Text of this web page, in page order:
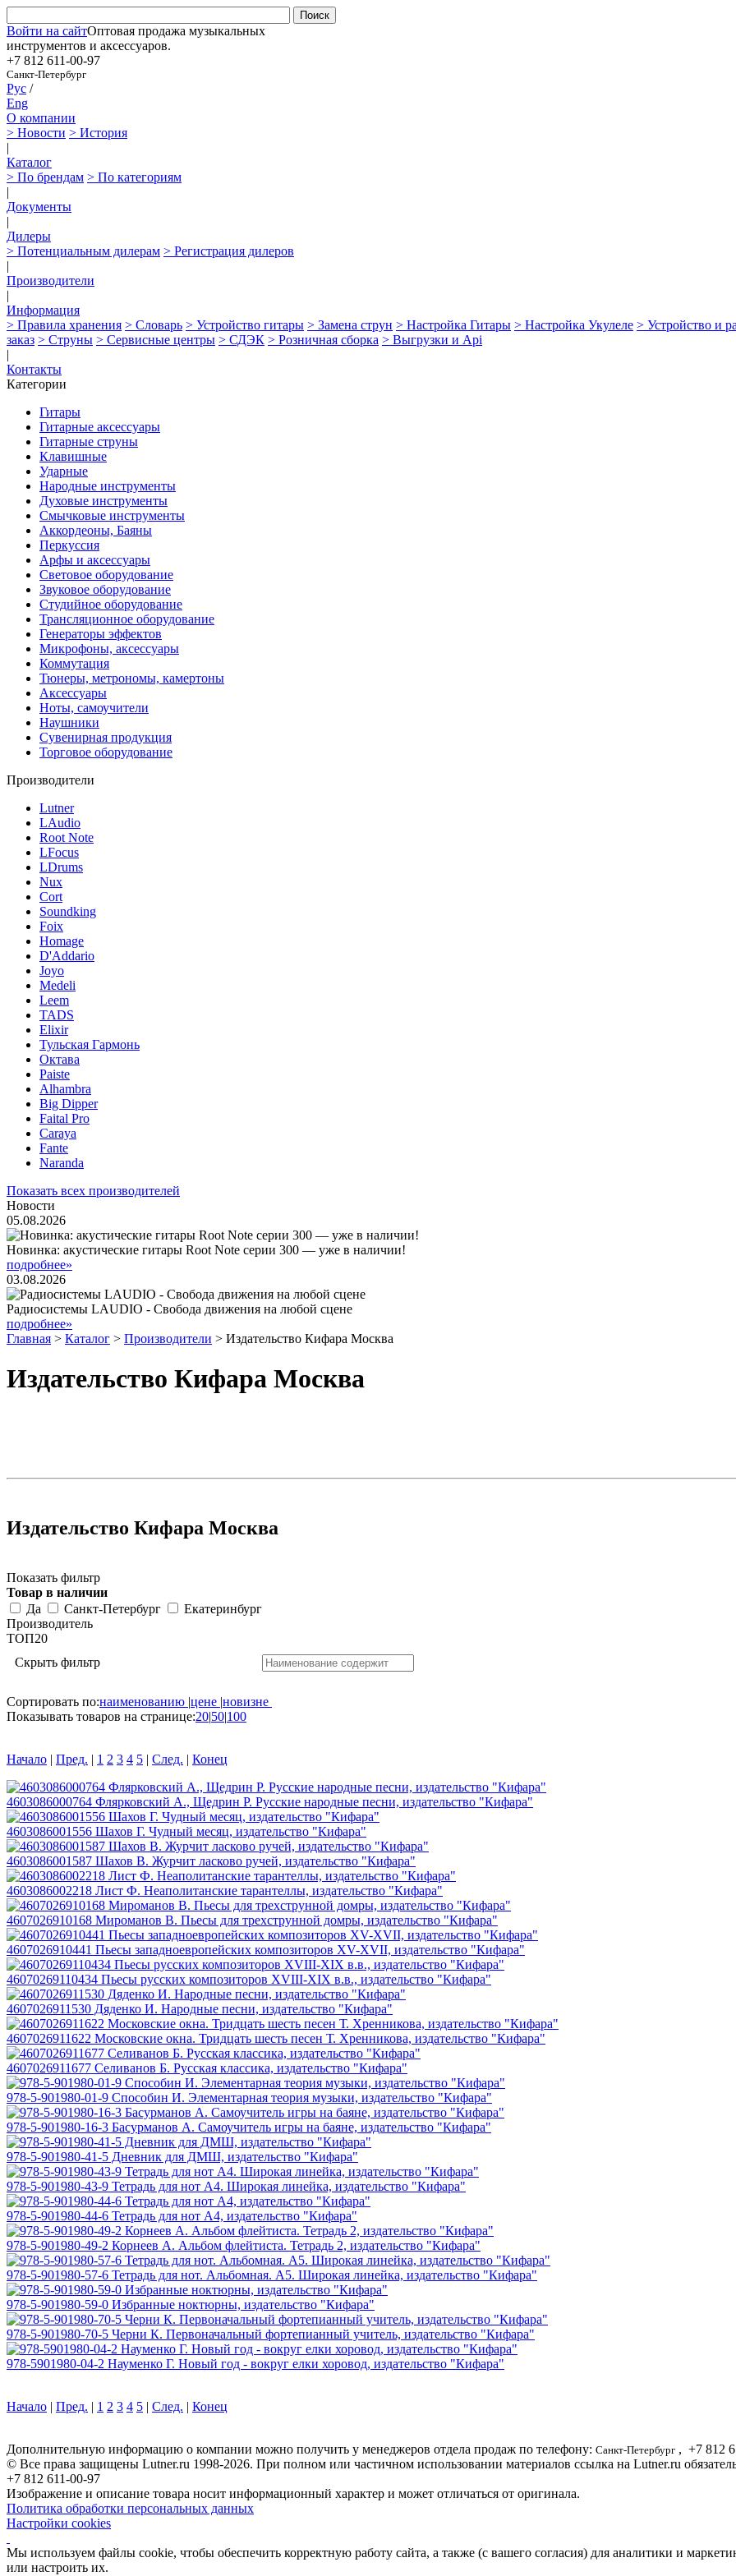
Войти на сайтОптовая продажа музыкальных
инструментов и аксессуаров.
+7 812 611-00-97
Санкт-Петербург
Рус /
Eng
О компании
> Новости > История
|
Каталог
> По брендам > По категориям
|
Документы
|
Дилеры
> Потенциальным дилерам > Регистрация дилеров
|
Производители
|
Информация
> Правила хранения > Словарь > Устройство гитары > Замена струн > Настройка Гитары > Настройка Укулеле > Устройство и
заказ > Струны > Сервисные центры > СДЭК > Розничная сборка > Выгрузки и Api
|
Контакты
Категории
Гитары
Гитарные аксессуары
Гитарные струны
Клавишные
Ударные
Народные инструменты
Духовые инструменты
Смычковые инструменты
Аккордеоны, Баяны
Перкуссия
Арфы и аксессуары
Световое оборудование
Звуковое оборудование
Студийное оборудование
Трансляционное оборудование
Генераторы эффектов
Микрофоны, аксессуары
Коммутация
Тюнеры, метрономы, камертоны
Аксессуары
Ноты, самоучители
Наушники
Сувенирная продукция
Торговое оборудование
Производители
Lutner
LAudio
Root Note
LFocus
LDrums
Nux
Cort
Soundking
Foix
Homage
D'Addario
Joyo
Medeli
Leem
TADS
Elixir
Тульская Гармонь
Октава
Paiste
Alhambra
Big Dipper
Faital Pro
Caraya
Fante
Naranda
Показать всех производителей
Новости
05.08.2026
Новинка: акустические гитары Root Note серии 300 — уже в наличии!
подробнее»
03.08.2026
Радиосистемы LAUDIO - Свобода движения на любой сцене
подробнее»
Главная > Каталог > Производители > Издательство Кифара Москва
Издательство Кифара Москва
Издательство Кифара Москва
Показать фильтр
Товар в наличии
Да
Санкт-Петербург
Екатеринбург
Производитель
ТОП20
Скрыть фильтр
Сортировать по:наименованию |цене |новизне
Показывать товаров на странице:20|50|100
Начало | Пред. | 1 2 3 4 5 | След. | Конец
4603086000764 Флярковский А., Щедрин Р. Русские народные песни, издательство "Кифара"
4603086001556 Шахов Г. Чудный месяц, издательство "Кифара"
4603086001587 Шахов В. Журчит ласково ручей, издательство "Кифара"
4603086002218 Лист Ф. Неаполитанские тарантеллы, издательство "Кифара"
4607026910168 Мироманов В. Пьесы для трехструнной домры, издательство "Кифара"
4607026910441 Пьесы западноевропейских композиторов XV-XVII, издательство "Кифара"
46070269110434 Пьесы русских композиторов XVIII-XIX в.в., издательство "Кифара"
4607026911530 Дяденко И. Народные песни, издательство "Кифара"
4607026911622 Московские окна. Тридцать шесть песен Т. Хренникова, издательство "Кифара"
4607026911677 Селиванов Б. Русская классика, издательство "Кифара"
978-5-901980-01-9 Способин И. Элементарная теория музыки, издательство "Кифара"
978-5-901980-16-3 Басурманов А. Самоучитель игры на баяне, издательство "Кифара"
978-5-901980-41-5 Дневник для ДМШ, издательство "Кифара"
978-5-901980-43-9 Тетрадь для нот А4. Широкая линейка, издательство "Кифара"
978-5-901980-44-6 Тетрадь для нот А4, издательство "Кифара"
978-5-901980-49-2 Корнеев А. Альбом флейтиста. Тетрадь 2, издательство "Кифара"
978-5-901980-57-6 Тетрадь для нот. Альбомная. А5. Широкая линейка, издательство "Кифара"
978-5-901980-59-0 Избранные ноктюрны, издательство "Кифара"
978-5-901980-70-5 Черни К. Первоначальный фортепианный учитель, издательство "Кифара"
978-5901980-04-2 Науменко Г. Новый год - вокруг елки хоровод, издательство "Кифара"
Начало | Пред. | 1 2 3 4 5 | След. | Конец
Дополнительную информацию о компании можно получить у менеджеров отдела продаж по телефону: Санкт-Петербург , +7 812
© Все права защищены Lutner.ru 1998-2026. При полном или частичном использовании материалов ссылка на Lutner.ru
+7 812 611-00-97
Изображение и описание товара носит информационный характер и может отличаться от оригинала.
Политика обработки персональных данных
Настройки cookies
Мы используем файлы cookie, чтобы обеспечить корректную работу сайта, а также (с вашего согласия) для аналитики и
или настроить их.